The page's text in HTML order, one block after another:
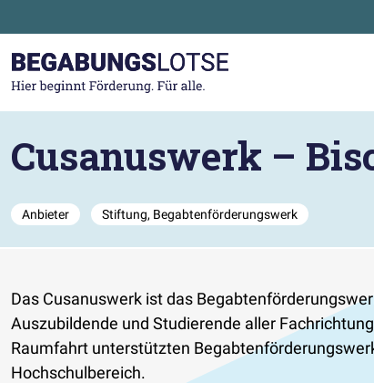
Zur Startseite gehen
Cusanuswerk –
Anbieter Stiftung, Begabtenförderungswerk
Das Cusanuswerk ist das
Auszubildende und Studierende aller
Raumfahrt unterstützten
Hochschulbereich.